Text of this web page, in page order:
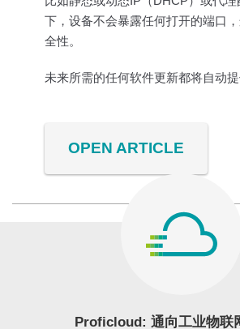
下，设备不会暴露任何打开的端口
全性。
未来所需的任何软件更新都将自动提
OPEN ARTICLE
Proficloud: 通向工业物联